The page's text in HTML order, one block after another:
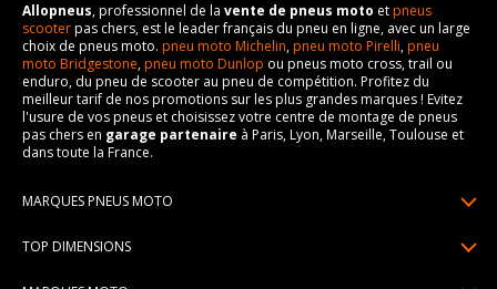
Allopneus, professionnel de la vente de pneus moto etpneus
scooterpas chers, est le leader français du pneu en ligne, avec un large
choix de pneus moto. pneu moto Michelin,pneu moto Pirelli,pneu
moto Bridgestone,pneu moto Dunlop ou pneus moto cross, trail ou
enduro, du pneu de scooter au pneu de compétition. Profitez du
meilleur tarif de nos promotions sur les plus grandes marques ! Evitez
l'usure de vos pneus et choisissez votre centre de montage de pneus
pas chers en garage partenaire à Paris, Lyon, Marseille, Toulouse et
dans toute la France.
MARQUES PNEUS MOTO
TOP DIMENSIONS